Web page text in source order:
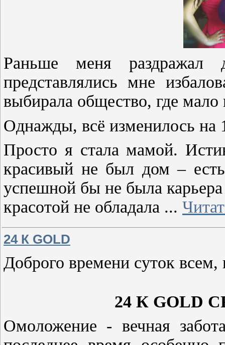
Раньше меня раздражал
представлялись мне
выбирала общество, где мало
Однажды, всё изменилось на
Просто я стала мамой.
красивый не был дом –
успешной бы не была
красотой не обладала ...
24 К GOLD
Доброго времени суток
24 К GOLD
Омоложение - вечная